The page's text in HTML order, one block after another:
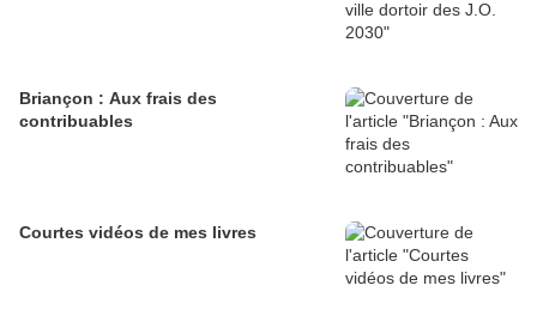
Briançon : Aux frais des
contribuables
Courtes vidéos de mes livres